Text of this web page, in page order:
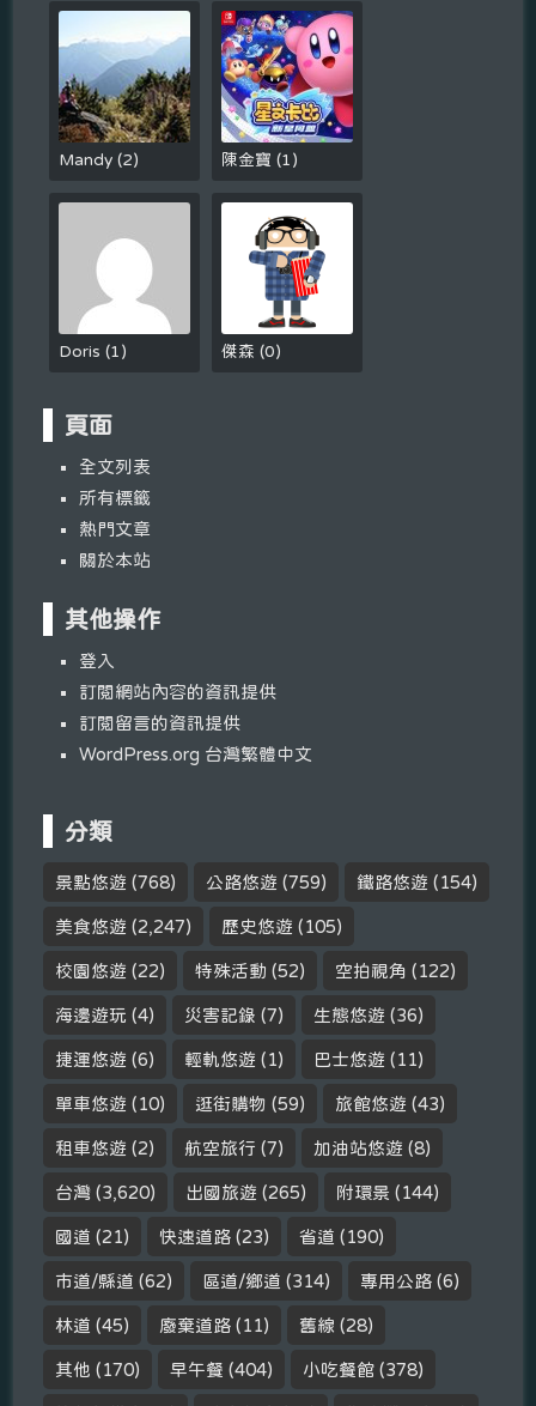
Mandy(2) 陳金寶(1 )
Doris(1 ) 傑森(0)
頁面
全文列表
所有標籤
熱門文章
關於本站
其他操作
登入
訂閱網站內容的資訊提供
訂閱留言的資訊提供
WordPress.org 台灣繁體中文
分類
景點悠遊 (768) 公路悠遊 (759) 鐵路悠遊 (154)
美食悠遊 (2,247) 歷史悠遊 (105)
校園悠遊 (22) 特殊活動 (52) 空拍視角 (122)
海邊遊玩 (4) 災害記錄 (7) 生態悠遊 (36)
捷運悠遊 (6) 輕軌悠遊 (1) 巴士悠遊 (11)
單車悠遊 (10) 逛街購物 (59) 旅館悠遊 (43)
租車悠遊 (2) 航空旅行 (7) 加油站悠遊 (8)
台灣 (3,620) 出國旅遊 (265) 附環景 (144)
國道 (21) 快速道路 (23) 省道 (190)
市道/縣道 (62) 區道/鄉道 (314) 專用公路 (6)
林道 (45) 廢棄道路 (11) 舊線 (28)
其他 (170) 早午餐 (404) 小吃餐館 (378)